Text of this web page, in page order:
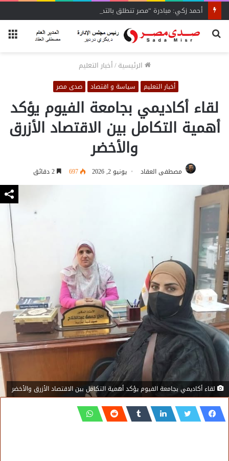
أحمد زكي: مبادرة “مصر تنطلق بالتصدير”
بحث
الرئيسية/أخبار التعليم
أخبار التعليم سياسة و اقتصاد صدى مصر
لقاء أكاديمي بجامعة الفيوم يؤكد
أهمية التكامل بين الاقتصاد الأزرق
والأخضر
مصطفى العقاد يونيو 2, 2026 697
لقاء أكاديمي بجامعة الفيوم يؤكد أهمية التكامل بين الاقتصاد الأزرق والأخضر